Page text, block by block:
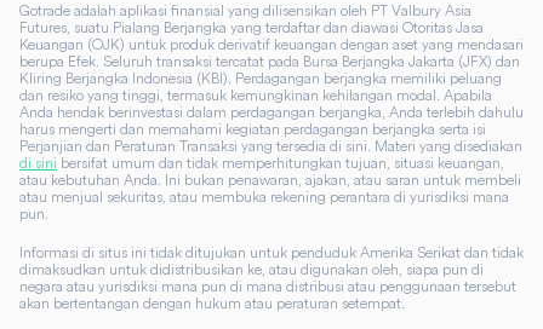
Gotrade adalah aplikasi finansial yang dilisensikan oleh PT Valbury Asia
Futures, suatu Pialang Berjangka yang terdaftar dan diawasi Otoritas Jasa
Keuangan (OJK) untuk produk derivatif keuangan dengan aset yang mendasari
berupa Efek. Seluruh transaksi tercatat pada Bursa Berjangka Jakarta (JFX) dan
Kliring Berjangka Indonesia (KBI). Perdagangan berjangka memiliki peluang
dan resiko yang tinggi, termasuk kemungkinan kehilangan modal. Apabila
Anda hendak berinvestasi dalam perdagangan berjangka, Anda terlebih dahulu
harus mengerti dan memahami kegiatan perdagangan berjangka serta isi
Perjanjian dan Peraturan Transaksi yang tersedia di sini. Materi yang disediakan
di sini bersifat umum dan tidak memperhitungkan tujuan, situasi keuangan,
atau kebutuhan Anda. Ini bukan penawaran, ajakan, atau saran untuk membeli
atau menjual sekuritas, atau membuka rekening perantara di yurisdiksi mana
pun.
Informasi di situs ini tidak ditujukan untuk penduduk Amerika Serikat dan tidak
dimaksudkan untuk didistribusikan ke, atau digunakan oleh, siapa pun di
negara atau yurisdiksi mana pun di mana distribusi atau penggunaan tersebut
akan bertentangan dengan hukum atau peraturan setempat.